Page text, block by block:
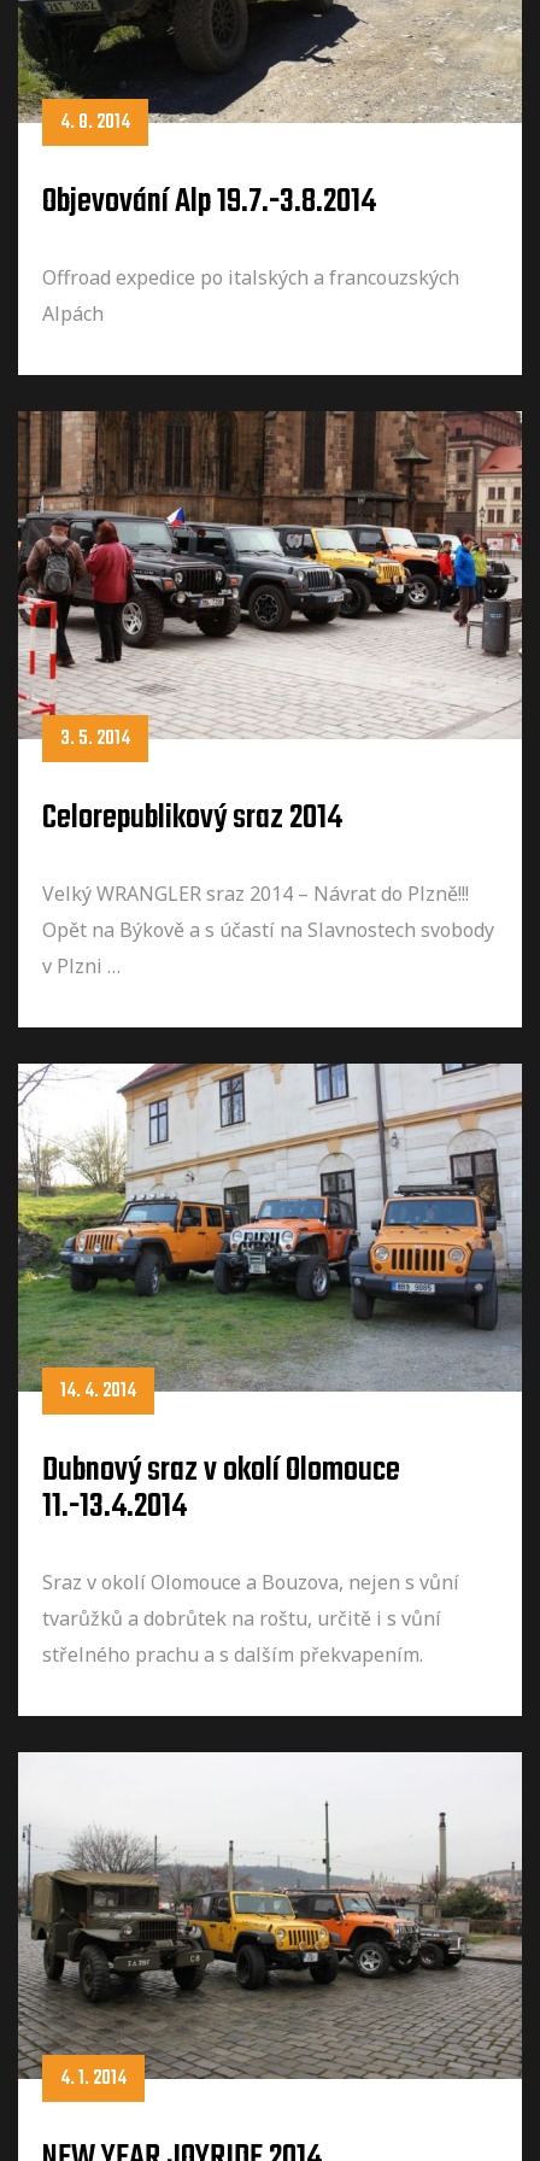
Objevování Alp 19.7.-3.8.2014
4. 8. 2014
Offroad expedice po italských a francouzských
Alpách
Celorepublikový sraz 2014
3. 5. 2014
Velký WRANGLER sraz 2014 – Návrat do Plzně!!!
Opět na Býkově a s účastí na Slavnostech svobody
v Plzni …
Dubnový sraz v okolí Olomouce
11.-13.4.2014
14. 4. 2014
Sraz v okolí Olomouce a Bouzova, nejen s vůní
tvarůžků a dobrůtek na roštu, určitě i s vůní
střelného prachu a s dalším překvapením.
4. 1. 2014